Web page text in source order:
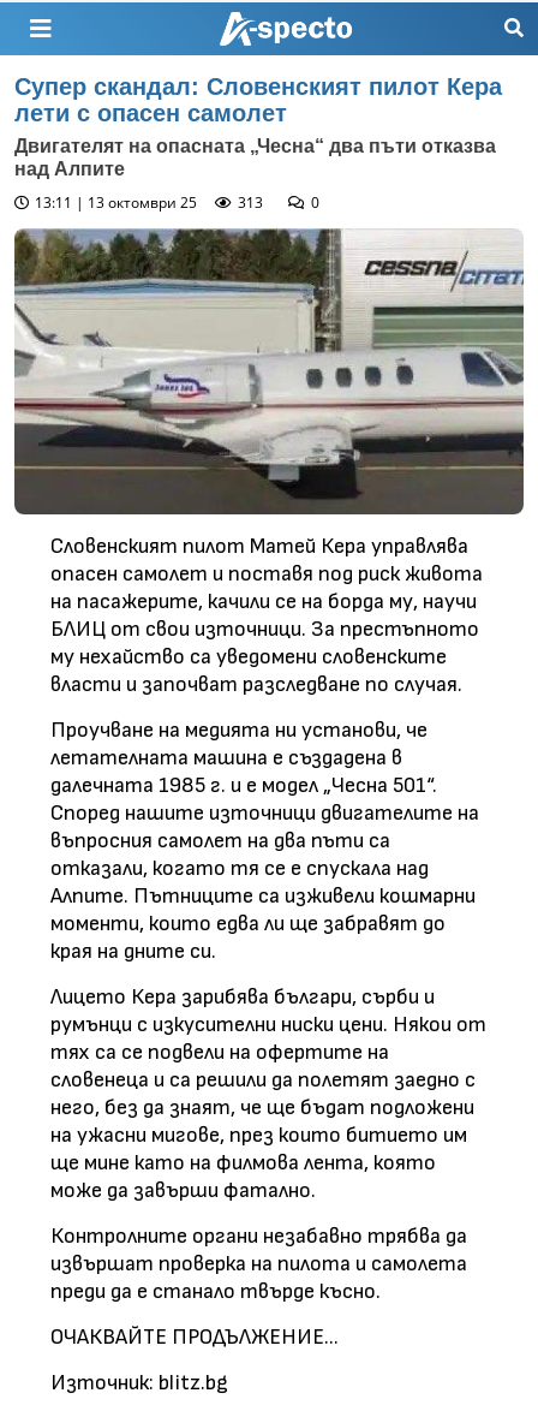
Супер скандал: Словенският пилот Кера
лети с опасен самолет
Двигателят на опасната „Чесна“ два пъти отказва
над Алпите
13:11 | 13 октомври 25
313 0
Словенският пилот Матей Кера управлява
опасен самолет и поставя под риск живота
на пасажерите, качили се на борда му, научи
БЛИЦ от свои източници. За престъпното
му нехайство са уведомени словенските
власти и започват разследване по случая.
Проучване на медията ни установи, че
летателната машина е създадена в
далечната 1985 г. и е модел „Чесна 501“.
Според нашите източници двигателите на
въпросния самолет на два пъти са
отказали, когато тя се е спускала над
Алпите. Пътниците са изживели кошмарни
моменти, които едва ли ще забравят до
края на дните си.
Лицето Кера зарибява българи, сърби и
румънци с изкусителни ниски цени. Някои от
тях са се подвели на офертите на
словенеца и са решили да полетят заедно с
него, без да знаят, че ще бъдат подложени
на ужасни мигове, през които битието им
ще мине като на филмова лента, която
може да завърши фатално.
Контролните органи незабавно трябва да
извършат проверка на пилота и самолета
преди да е станало твърде късно.
ОЧАКВАЙТЕ ПРОДЪЛЖЕНИЕ...
Източник: blitz.bg